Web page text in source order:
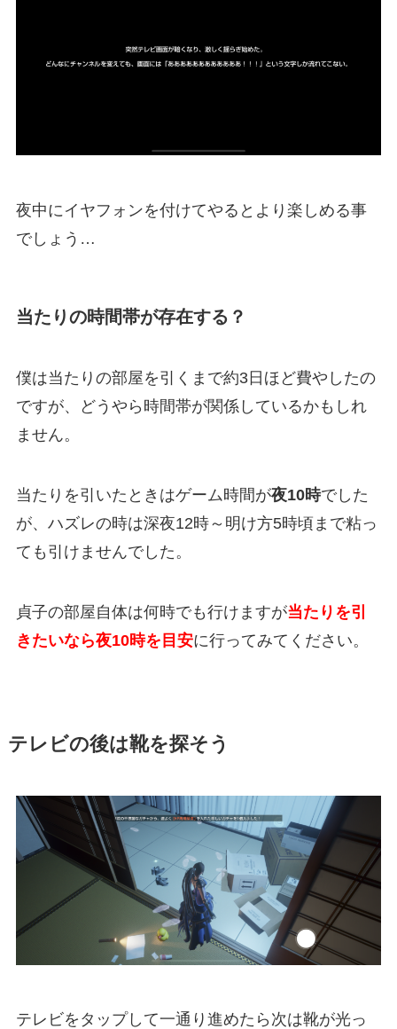
夜中にイヤフォンを付けてやるとより楽しめる事
でしょう…
当たりの時間帯が存在する？
僕は当たりの部屋を引くまで約3日ほど費やしたの
ですが、どうやら時間帯が関係しているかもしれ
ません。
当たりを引いたときはゲーム時間が夜10時でした
が、ハズレの時は深夜12時～明け方5時頃まで粘っ
ても引けませんでした。
貞子の部屋自体は何時でも行けますが当たりを引
きたいなら夜10時を目安に行ってみてください。
テレビの後は靴を探そう
テレビをタップして一通り進めたら次は靴が光っ